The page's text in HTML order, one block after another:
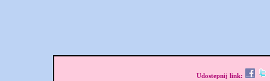
Udostepnij link: